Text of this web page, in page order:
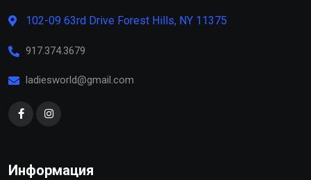
102-09 63rd Drive Forest Hills, NY 11375
917.374.3679
ladiesworld@gmail.com
Информация